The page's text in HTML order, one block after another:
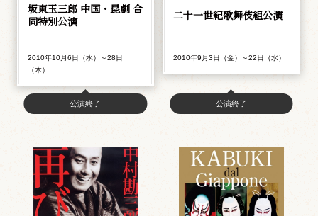
坂東玉三郎 中国・昆劇 合
同特別公演
2010年10月6日（水）～28日
（木）
公演終了
二十一世紀歌舞伎組公演
2010年9月3日（金）～22日（水）
公演終了